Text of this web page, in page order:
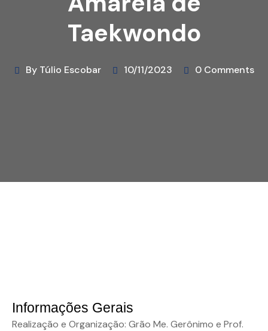
Taekwondo
By Túlio Escobar 10/11/2023 0 Comments
Informações Gerais
Realização e Organização: Grão Me. Gerônimo e Prof.